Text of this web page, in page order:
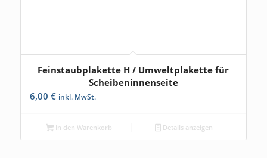
5.00
Feinstaubplakette H / Umweltplakette für
Scheibeninnenseite
6,00 € inkl. MwSt.
In den Warenkorb Details anzeigen